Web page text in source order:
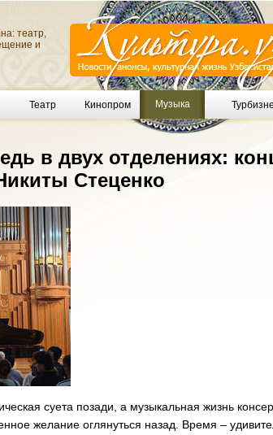
театр,
и
Театр Кинопром Музыка
в двух отделениях:
Стеценко
суета позади, а музыкальная жизнь
желание оглянуться назад. Время –